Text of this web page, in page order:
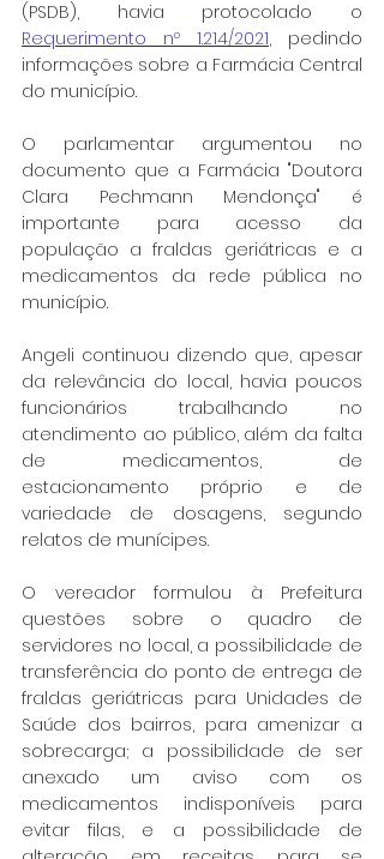
Requerimento nº 1.214/2021, pedindo
informações sobre a Farmácia Central
do município.
O parlamentar argumentou no
documento que a Farmácia "Doutora
Clara Pechmann Mendonça" é
importante para acesso da
população a fraldas geriátricas e a
medicamentos da rede pública no
município.
Angeli continuou dizendo que, apesar
da relevância do local, havia poucos
funcionários trabalhando no
atendimento ao público, além da falta
de medicamentos, de
estacionamento próprio e de
variedade de dosagens, segundo
relatos de munícipes.
O vereador formulou à Prefeitura
questões sobre o quadro de
servidores no local, a possibilidade de
transferência do ponto de entrega de
fraldas geriátricas para Unidades de
Saúde dos bairros, para amenizar a
sobrecarga; a possibilidade de ser
anexado um aviso com os
medicamentos indisponíveis para
evitar filas, e a possibilidade de